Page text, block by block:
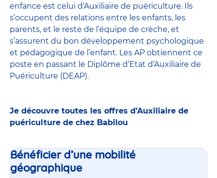
enfance est celui d’Auxiliaire de puériculture. Ils
s’occupent des relations entre les enfants, les
parents, et le reste de l’équipe de crèche, et
s’assurent du bon développement psychologique
et pédagogique de l’enfant. Les AP obtiennent ce
poste en passant le Diplôme d’Etat d’Auxiliaire de
Puériculture (DEAP).
Je découvre toutes les offres d’Auxiliaire de
puériculture de chez Babilou
Bénéficier d’une mobilité
géographique